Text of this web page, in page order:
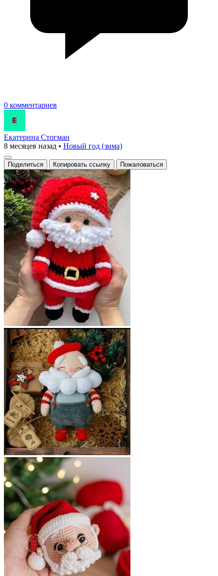
0 комментариев
Екатерина Стогман
8 месяцев назад • Новый год (зима)
Поделиться Копировать ссылку Пожаловаться